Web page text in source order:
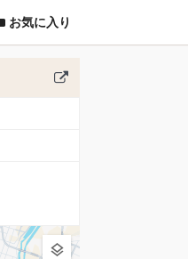
お気に入り